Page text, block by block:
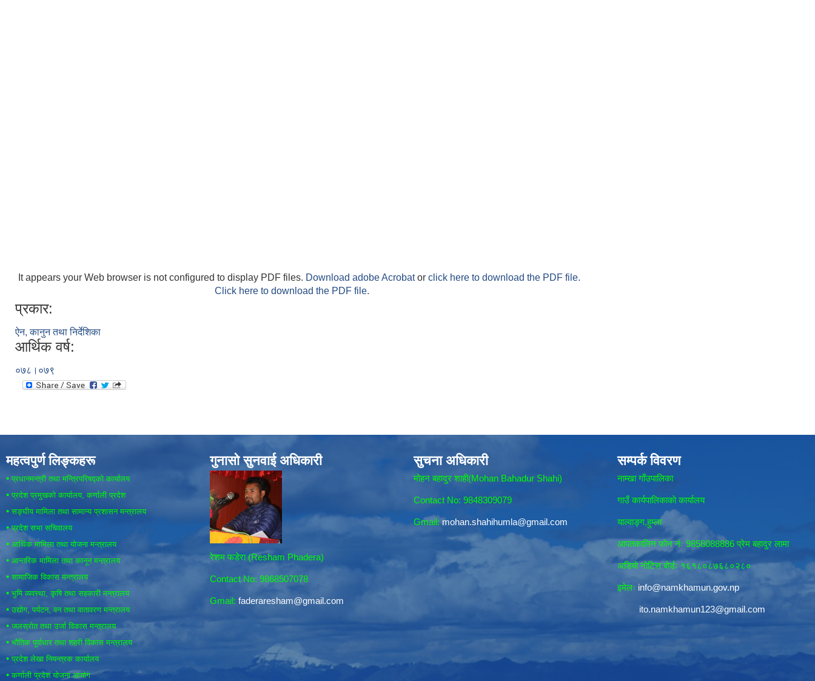
It appears your Web browser is not configured to display PDF files. Download adobe Acrobator click here to download the PDF file.
Click here to download the PDF file.
प्रकार:
ऐन, कानुन तथा निर्देशिका
आर्थिक वर्ष:
०७८।०७९
महत्वपुर्ण लिङ्कहरू
•प्रधानमन्त्री तथा मन्त्रिपरिषद्को कार्यालय
• प्रदेश प्रमुखको कार्यालय, कर्णाली प्रदेश
• सङ्घीय मामिला तथा सामान्य प्रशासन मन्त्रालय
•प्रदेश सभा सचिवालय
• आर्थिक मामिला तथा योजना मन्त्रालय
• आन्तरिक मामिला तथा कानून मन्त्रालय
• सामाजिक विकास मन्त्रालय
• भुमि व्यवस्था, कृषि तथा सहकारी मन्त्रालय
• उद्योग, पर्यटन, वन तथा वातावरण मन्त्रालय
• जलस्रोत तथा उर्जा विकास मन्त्रालय
• भौतिक पूर्वाधार तथा शहरी विकास मन्त्रालय
•प्रदेश लेखा नियन्त्रक कार्यालय
•कर्णाली प्रदेश योजना आयोग
गुनासो सुनवाई अधिकारी
रेशम फडेरा (Resham Phadera)
Contact No: 9868507078
Gmail: faderaresham@gmail.com
सुचना अधिकारी
मोहन बहादुर शाही(Mohan Bahadur Shahi)
Contact No: 9848309079
Gmail: mohan.shahihumla@gmail.com
सम्पर्क विवरण
नाम्खा गाँउपालिका
गाउँ कार्यपालिकाकाे कार्यालय
याल्वाङ्ग,हुम्ला
आपतकालिन फाेन नंः 9858088886 प्रेम बहादुर लामा
अडियाे नोटिस बाेर्डः १६१८०८७६८०२८०
इमेलः info@namkhamun.gov.np
ito.namkhamun123@gmail.com